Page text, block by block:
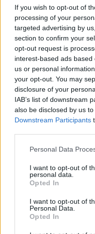
If you wish to opt-out of
processing of your
targeted advertising by
section to confirm your
opt-out request is
interest-based ads
us or personal
your opt-out. You may
disclosure of your
IAB’s list of downstream
also be disclosed by us
Downstream Participants
Personal Data
I want to opt-out of
personal data.
Opted In
I want to opt-out of
Personal Data.
Opted In
L
O C
O
C
L O R
Palabras extra:
O
R
O
C
O R
O
L
O R
O
R
O L
O
O
L O
R
O L O
O C R